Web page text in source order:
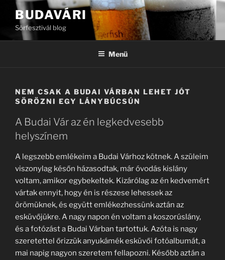
Tartalomhoz
BUDAVÁRI
Sörfesztivál blog
Menü
NEM CSAK A BUDAI VÁRBAN LEHET JÓT
SÖRÖZNI EGY LÁNYBÚCSÚN
A Budai Vár az én legkedvesebb
helyszínem
A legszebb emlékeim a Budai Várhoz kötnek. A szüleim
viszonylag későn házasodtak, már óvodás kislány
voltam, amikor egybekeltek. Kizárólag az én kedvemért
vártak ennyit, hogy én is részese lehessek az
örömüknek, és együtt emlékezhessünk aztán az
esküvőjükre. A nagy napon én voltam a koszorúslány,
és a fotózást a Budai Várban tartottuk. Azóta is nagy
szeretettel őrizzük anyukámék esküvői fotóalbumát, a
mai napig nagyon szeretem fellapozni. Később aztán a